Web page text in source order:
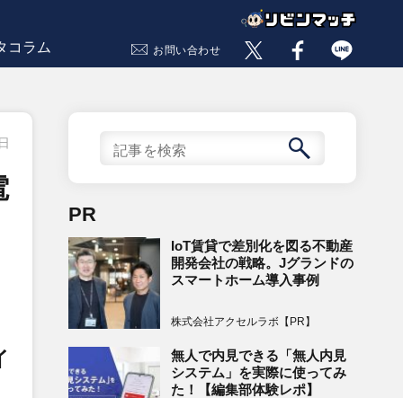
コラム お問い合わせ
PR
IoT賃貸で差別化を図る不動産
開発会社の戦略。Jグランドの
スマートホーム導入事例
株式会社アクセルラボ【PR】
無人で内見できる「無人内見
システム」を実際に使ってみ
た！【編集部体験レポ】